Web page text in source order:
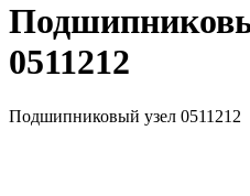
0511212
Подшипниковый узел 0511212